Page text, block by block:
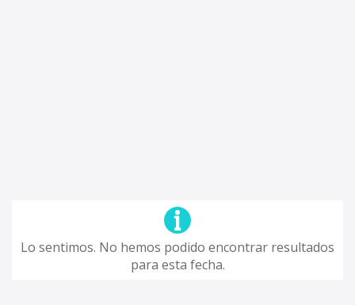
Lo sentimos. No hemos podido encontrar resultados
para esta fecha.